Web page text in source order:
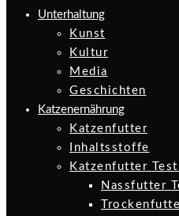
Unterhaltung
Kunst
Kultur
Media
Geschichten
Katzenernährung
Katzenfutter
Inhaltsstoffe
Katzenfutter
Nassfutter